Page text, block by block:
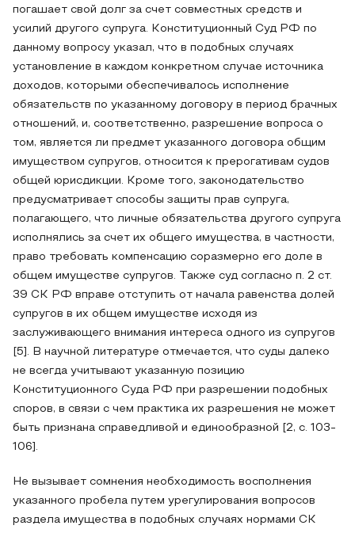
погашает свой долг за счет совместных средств и
усилий другого супруга. Конституционный Суд РФ по
данному вопросу указал, что в подобных случаях
установление в каждом конкретном случае источника
доходов, которыми обеспечивалось исполнение
обязательств по указанному договору в период брачных
отношений, и, соответственно, разрешение вопроса о
том, является ли предмет указанного договора общим
имуществом супругов, относится к прерогативам судов
общей юрисдикции. Кроме того, законодательство
предусматривает способы защиты прав супруга,
полагающего, что личные обязательства другого супруга
исполнялись за счет их общего имущества, в частности,
право требовать компенсацию соразмерно его доле в
общем имуществе супругов. Также суд согласно п. 2 ст.
39 СК РФ вправе отступить от начала равенства долей
супругов в их общем имуществе исходя из
заслуживающего внимания интереса одного из супругов
[5]. В научной литературе отмечается, что суды далеко
не всегда учитывают указанную позицию
Конституционного Суда РФ при разрешении подобных
споров, в связи с чем практика их разрешения не может
быть признана справедливой и единообразной [2, с. 103-
106].
Не вызывает сомнения необходимость восполнения
указанного пробела путем урегулирования вопросов
раздела имущества в подобных случаях нормами СК